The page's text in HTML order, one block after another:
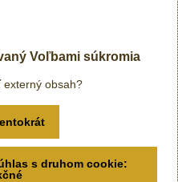
Voľbami súkromia
externý obsah?
s druhom cookie: